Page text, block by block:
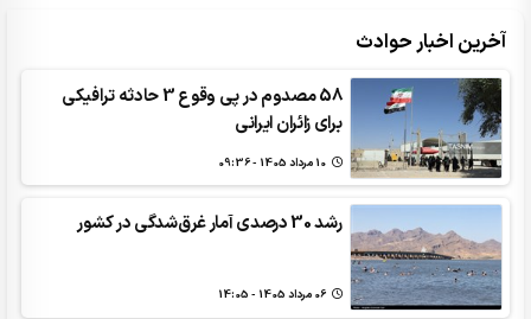
آخرین اخبار حوادث
58 مصدوم در پی وقوع 3 حادثه ترافیکی
برای زائران ایرانی
10 مرداد 1405 - 09:36
رشد 30 درصدی آمار غرق‌شدگی در کشور
06 مرداد 1405 - 14:05